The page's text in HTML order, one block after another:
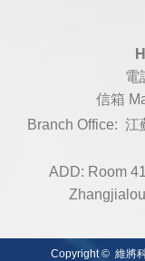
電
信箱
Branch Office: 江
ADD: Room
Copyright © 維將